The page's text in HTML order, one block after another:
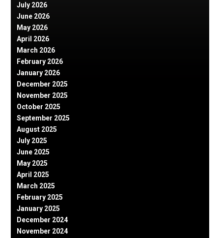
July 2026
June 2026
May 2026
April 2026
March 2026
February 2026
January 2026
December 2025
November 2025
October 2025
September 2025
August 2025
July 2025
June 2025
May 2025
April 2025
March 2025
February 2025
January 2025
December 2024
November 2024